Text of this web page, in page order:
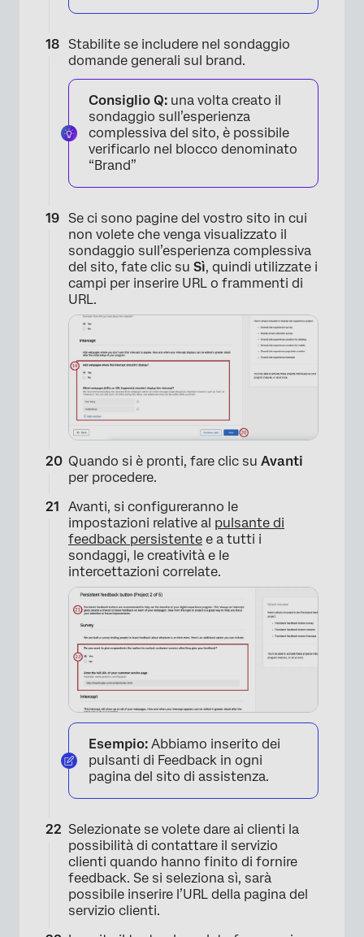
Stabilite se includere nel sondaggio
domande generali sul brand.
Consiglio Q: una volta creato il
sondaggio sull’esperienza
complessiva del sito, è possibile
verificarlo nel blocco denominato
“Brand”
Se ci sono pagine del vostro sito in cui
non volete che venga visualizzato il
sondaggio sull’esperienza complessiva
del sito, fate clic su Sì, quindi utilizzate i
campi per inserire URL o frammenti di
URL.
Quando si è pronti, fare clic su Avanti
per procedere.
Avanti, si configureranno le
impostazioni relative al pulsante di
feedback persistente e a tutti i
sondaggi, le creatività e le
intercettazioni correlate.
Esempio: Abbiamo inserito dei
pulsanti di Feedback in ogni
pagina del sito di assistenza.
Selezionate se volete dare ai clienti la
possibilità di contattare il servizio
clienti quando hanno finito di fornire
feedback. Se si seleziona sì, sarà
possibile inserire l’URL della pagina del
servizio clienti.